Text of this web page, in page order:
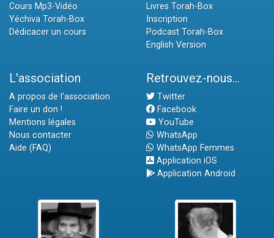
Cours Mp3-Vidéo
Yéchiva Torah-Box
Dédicacer un cours
Livres Torah-Box
Inscription
Podcast Torah-Box
English Version
L'association
A propos de l'association
Faire un don !
Mentions légales
Nous contacter
Aide (FAQ)
Retrouvez-nous...
Twitter
Facebook
YouTube
WhatsApp
WhatsApp Femmes
Application iOS
Application Android